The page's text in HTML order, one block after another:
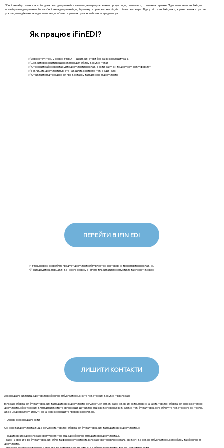
Зберігання бухгалтерських і податкових документів є законодавчо регульованим процесом, що вимагає дотримання термінів. Підприємствам необхідно
організувати документообіг та зберігання документів, щоб уникнути правових наслідків і фінансових втрат. Відсутність необхідних документів може суттєво
ускладнити діяльність підприємства, особливо в умовах сучасного бізнес-середовища.
✅ Зареєструйтесь у сервісі iFin EDI — швидкий старт без зайвих налаштувань
✅ Додайте реквізити вашої компанії для обміну документами
✅ Створюйте або завантажуйте документи (накладні, акти, рахунки тощо) у зручному форматі
✅ Підпишіть документи КЕП та надішліть контрагентам в один клік
✅ Отримайте підтвердження про доставку та підписання документів
ПЕРЕЙТИ В IFIN EDI
Як працює iFinEDI?
✅ iFinEDI наразі розробляє продукт документообігу Електронної товарно-транспортної накладної.
💡Приєднуйтесь першими до нового сервісу ЕТТН: як тільки ми його запустимо та сповістимо вас!
ЛИШИТИ КОНТАКТИ
Законодавчі вимоги щодо термінів зберігання бухгалтерських та податкових документів в Україні
В Україні зберігання бухгалтерських та податкових документів регулюється рядом законодавчих актів, які визначають терміни зберігання різних категорій
документів, обов'язкових для підприємств та організацій. Дотримання цих вимог є важливим елементом бухгалтерського обліку та податкового контролю,
адже це дозволяє уникнути фінансових санкцій та правових наслідків.
1. Основні законодавчі акти
Основними документами, що регулюють терміни зберігання бухгалтерських та податкових документів, є:
- Податковий кодекс України: регулює питання щодо зберігання податкової документації.
- Закон України "Про бухгалтерський облік та фінансову звітність в Україні": встановлює загальні вимоги до ведення бухгалтерського обліку та зберігання
документів.